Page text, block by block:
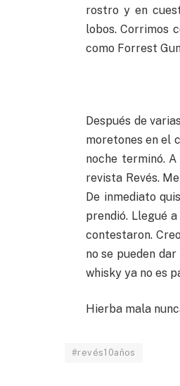
rostro y en
lobos. Corrimos
como Forrest
Después de
moretones en el
noche terminó.
revista Revés.
De inmediato
prendió. Llegué
contestaron.
no se pueden
whisky ya no es
Hierba mala
#revés10años